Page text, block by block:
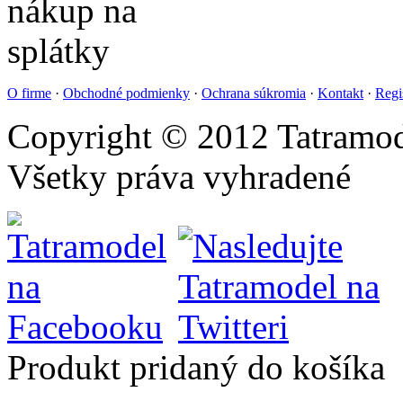
O firme · Obchodné podmienky · Ochrana súkromia · Kontakt ·
Copyright © 2012
Všetky práva vyhradené
Produkt pridaný do košíka